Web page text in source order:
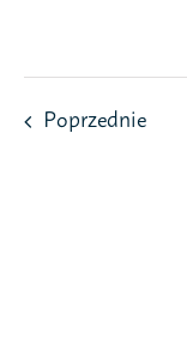
Poprzednie